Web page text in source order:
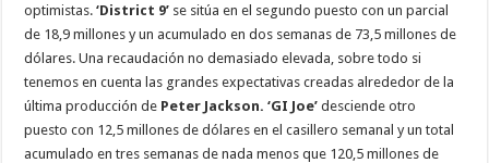
optimistas.‘District 9’ se sitúa en el segundo puesto con un parcial
de 18,9 millones y un acumulado en dos semanas de 73,5 millones de
dólares. Una recaudación no demasiado elevada, sobre todo si
tenemos en cuenta las grandes expectativas creadas alrededor de la
última producción de Peter Jackson. ‘GI Joe’ desciende otro
puesto con 12,5 millones de dólares en el casillero semanal y un total
acumulado en tres semanas de nada menos que 120,5 millones de